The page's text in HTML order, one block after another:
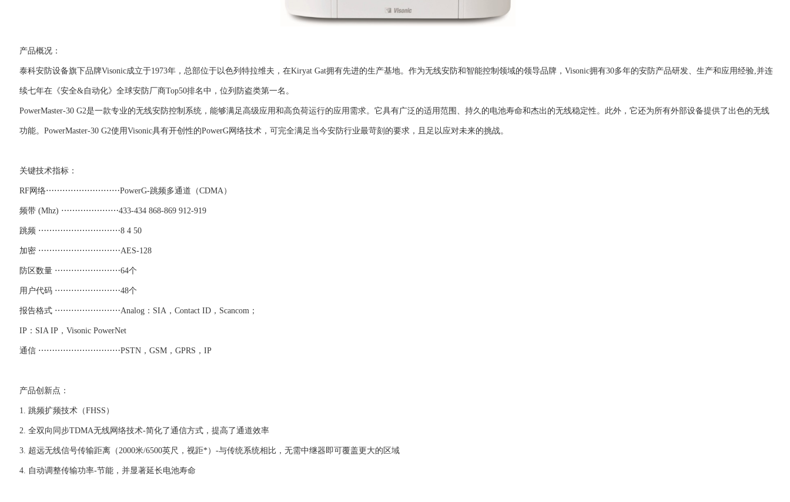
产品概况：
泰科安防设备旗下品牌Visonic成立于1973年，总部位于以色列特拉维夫，在Kiryat Gat拥有先进的生产基地。作为无线安防和智能控制领域的领导品牌，Visonic拥有30多年的安防产品研发、生产和应用经验,并连
续七年在《安全&自动化》全球安防厂商Top50排名中，位列防盗类第一名。
PowerMaster-30 G2是一款专业的无线安防控制系统，能够满足高级应用和高负荷运行的应用需求。它具有广泛的适用范围、持久的电池寿命和杰出的无线稳定性。此外，它还为所有外部设备提供了出色的无线
功能。PowerMaster-30 G2使用Visonic具有开创性的PowerG网络技术，可完全满足当今安防行业最苛刻的要求，且足以应对未来的挑战。
关键技术指标：
RF网络⋯⋯⋯⋯⋯⋯⋯⋯⋯PowerG-跳频多通道（CDMA）
频带 (Mhz) ⋯⋯⋯⋯⋯⋯⋯433-434 868-869 912-919
跳频 ⋯⋯⋯⋯⋯⋯⋯⋯⋯⋯8 4 50
加密 ⋯⋯⋯⋯⋯⋯⋯⋯⋯⋯AES-128
防区数量 ⋯⋯⋯⋯⋯⋯⋯⋯64个
用户代码 ⋯⋯⋯⋯⋯⋯⋯⋯48个
报告格式 ⋯⋯⋯⋯⋯⋯⋯⋯Analog：SIA，Contact ID，Scancom；
IP：SIA IP，Visonic PowerNet
通信 ⋯⋯⋯⋯⋯⋯⋯⋯⋯⋯PSTN，GSM，GPRS，IP
产品创新点：
1. 跳频扩频技术（FHSS）
2. 全双向同步TDMA无线网络技术-简化了通信方式，提高了通道效率
3. 超远无线信号传输距离（2000米/6500英尺，视距*）-与传统系统相比，无需中继器即可覆盖更大的区域
4. 自动调整传输功率-节能，并显著延长电池寿命